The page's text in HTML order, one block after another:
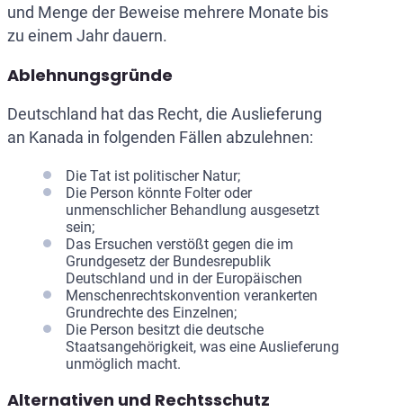
und Menge der Beweise mehrere Monate bis
zu einem Jahr dauern.
Ablehnungsgründe
Deutschland hat das Recht, die Auslieferung
an Kanada in folgenden Fällen abzulehnen:
Die Tat ist politischer Natur;
Die Person könnte Folter oder
unmenschlicher Behandlung ausgesetzt
sein;
Das Ersuchen verstößt gegen die im
Grundgesetz der Bundesrepublik
Deutschland und in der Europäischen
Menschenrechtskonvention verankerten
Grundrechte des Einzelnen;
Die Person besitzt die deutsche
Staatsangehörigkeit, was eine Auslieferung
unmöglich macht.
Alternativen und Rechtsschutz